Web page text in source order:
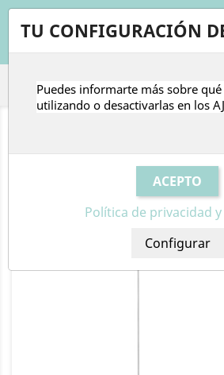

TU CONFIGURACIÓN
Puedes informarte más sobre
utilizando o desactivarlas en los
Política de privacidad